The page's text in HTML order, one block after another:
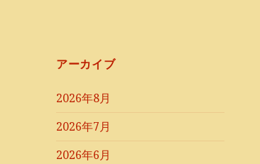
アーカイブ
2026年8月
2026年7月
2026年6月